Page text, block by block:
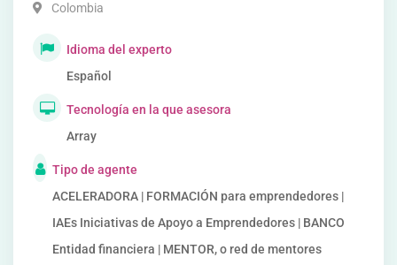
Colombia
Idioma del experto
Español
Tecnología en la que asesora
Array
Tipo de agente
ACELERADORA | FORMACIÓN para emprendedores |
IAEs Iniciativas de Apoyo a Emprendedores | BANCO
Entidad financiera | MENTOR, o red de mentores